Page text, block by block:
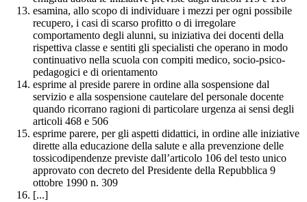
esamina, allo scopo di individuare i mezzi per ogni possibile
recupero, i casi di scarso profitto o di irregolare
comportamento degli alunni, su iniziativa dei docenti della
rispettiva classe e sentiti gli specialisti che operano in modo
continuativo nella scuola con compiti medico, socio-psico-
pedagogici e di orientamento
esprime al preside parere in ordine alla sospensione dal
servizio e alla sospensione cautelare del personale docente
quando ricorrano ragioni di particolare urgenza ai sensi degli
articoli 468 e 506
esprime parere, per gli aspetti didattici, in ordine alle iniziative
dirette alla educazione della salute e alla prevenzione delle
tossicodipendenze previste dall’articolo 106 del testo unico
approvato con decreto del Presidente della Repubblica 9
ottobre 1990 n. 309
[...]